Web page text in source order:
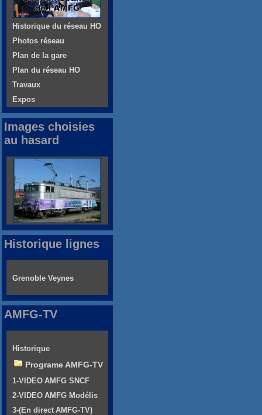
Historique du réseau HO
Photos réseau
Plan de la gare
Plan du réseau HO
Travaux
Expos
Images choisies
au hasard
Historique lignes
Grenoble Veynes
AMFG-TV
Historique
Programe AMFG-TV
1-VIDEO AMFG SNCF
2-VIDEO AMFG Modélis
3-(En direct AMFG-TV)